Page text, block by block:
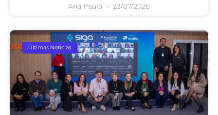
Ana Paula 23/07/2026
Últimas Notícias